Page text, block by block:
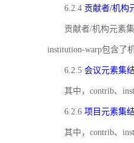
6.2.4 贡献者/机构
贡献者/机构元素
institution-warp包含了
6.2.5 会议元素集
其中，contrib、
6.2.6 项目元素集
其中，contrib、